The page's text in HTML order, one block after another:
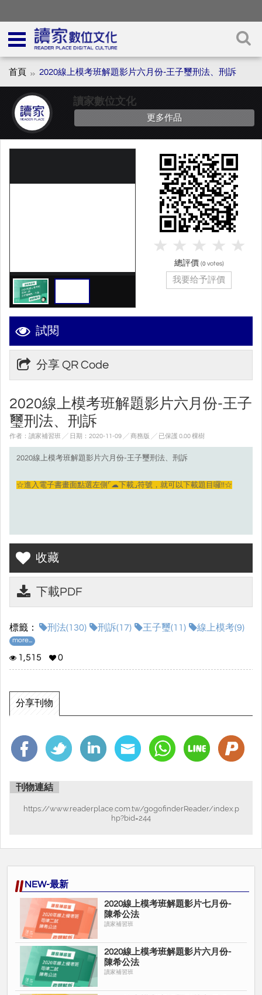
首頁 2020線上模考班解題影片六月份-王子璽刑法、刑訴
讀家數位文化
更多作品
試閱
分享 QR Code
2020線上模考班解題影片六月份-王子
璽刑法、刑訴
作者：讀家補習班 ╱ 日期：2020-11-09 ╱ 商務版 ╱ 已保護 0.00 棵樹
2020線上模考班解題影片六月份-王子璽刑法、刑訴
☆進入電子書畫面點選左側⌜☁下載⌟符號，就可以下載題目囉!!☆
收藏
下載PDF
標籤： 刑法(130) 刑訴(17) 王子璽(11) 線上模考(9)
more...
1,515 0
分享刊物
刊物連結
https://www.readerplace.com.tw/gogofinderReader/index.p
hp?bid=244
總評價 (0 votes)
我要给予評價
NEW-最新
2020線上模考班解題影片七月份-
陳希公法
讀家補習班
2020線上模考班解題影片六月份-
陳希公法
讀家補習班